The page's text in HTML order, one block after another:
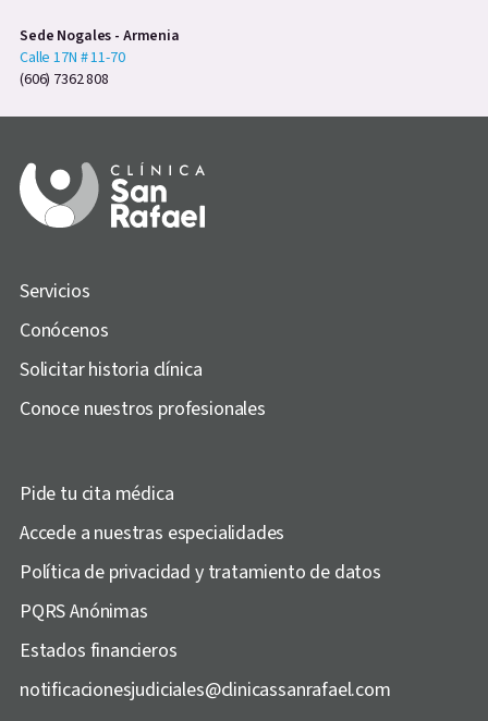
Sede Nogales - Armenia
Calle 17N # 11-70
(606) 7362 808
Servicios
Conócenos
Solicitar historia clínica
Conoce nuestros profesionales
Pide tu cita médica
Accede a nuestras especialidades
Política de privacidad y tratamiento de datos
PQRS Anónimas
Estados financieros
notificacionesjudiciales@clinicassanrafael.com